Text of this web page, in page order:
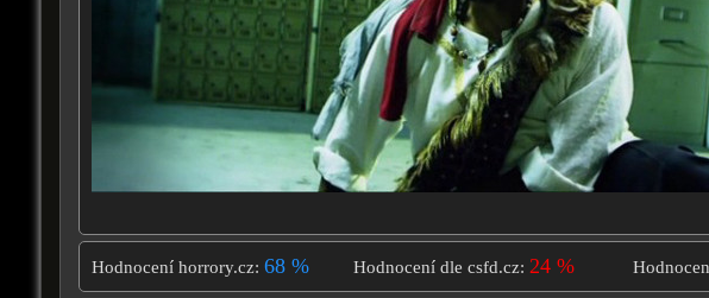
Hodnocení horrory.cz: 68 % Hodnocení dle csfd.cz: 24 %